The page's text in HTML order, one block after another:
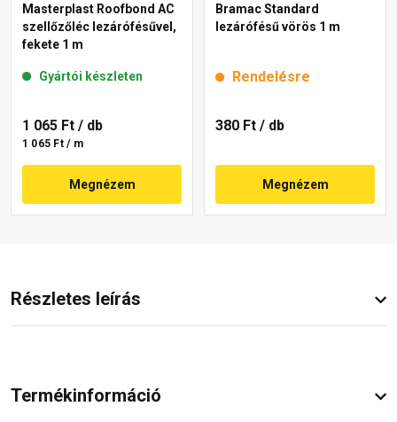
Masterplast Roofbond AC
szellőzőléc lezárófésűvel,
fekete 1 m
Gyártói készleten
1 065 Ft / db
1 065 Ft / m
Megnézem
Bramac Standard
lezárófésű vörös 1 m
Rendelésre
380 Ft / db
Megnézem
Részletes leírás
Termékinformáció